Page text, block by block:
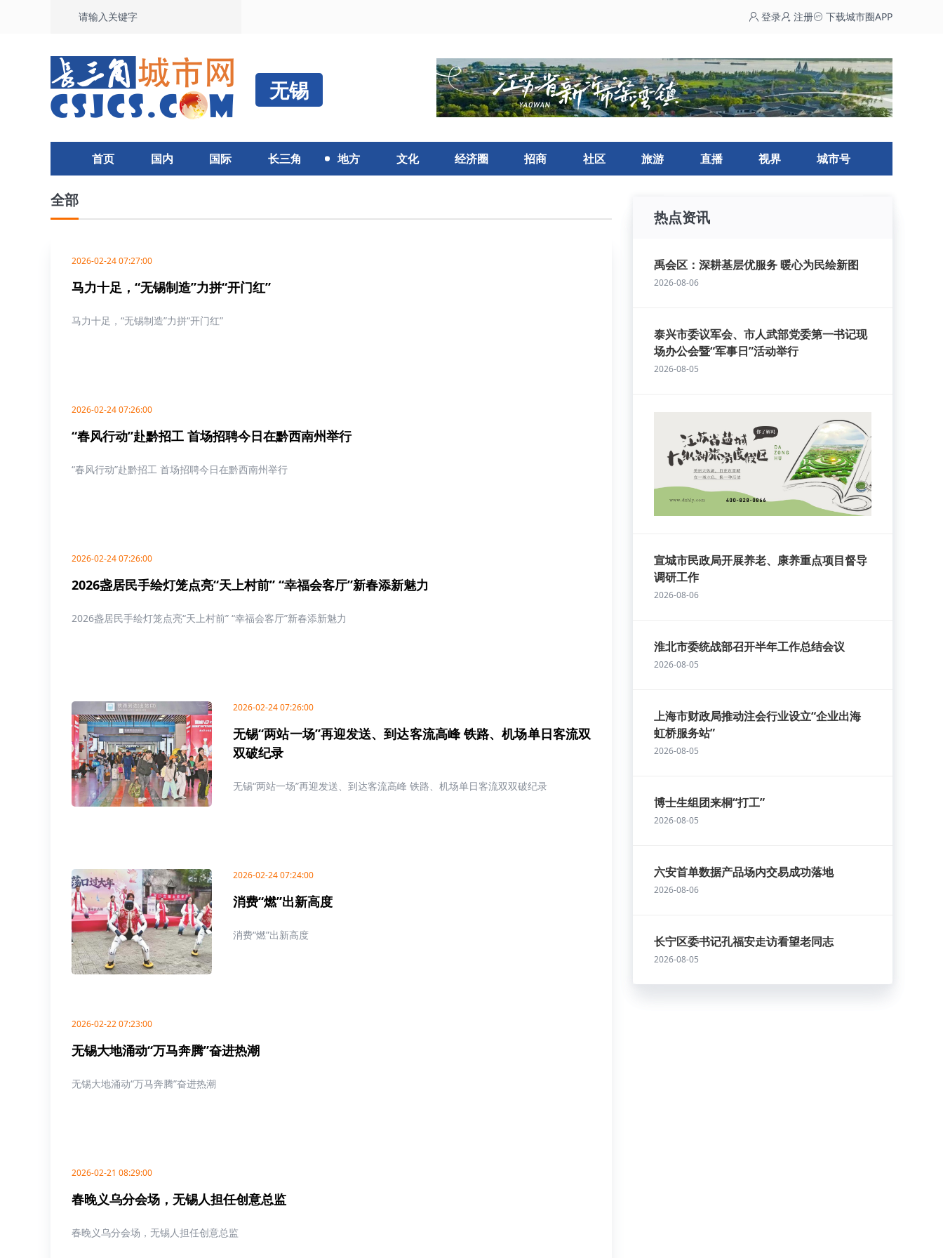
登录 注册 下载城市圈APP
无锡
首页 国内 国际 长三角 地方 文化 经济圈 招商 社区 旅游 直播 视界 城市号
全部
2026-02-24 07:27:00
马力十足，“无锡制造”力拼“开门红”
马力十足，“无锡制造”力拼“开门红”
2026-02-24 07:26:00
“春风行动”赴黔招工 首场招聘今日在黔西南州举行
“春风行动”赴黔招工 首场招聘今日在黔西南州举行
2026-02-24 07:26:00
2026盏居民手绘灯笼点亮“天上村前” “幸福会客厅”新春添新魅力
2026盏居民手绘灯笼点亮“天上村前” “幸福会客厅”新春添新魅力
2026-02-24 07:26:00
无锡“两站一场”再迎发送、到达客流高峰 铁路、机场单日客流双
双破纪录
无锡“两站一场”再迎发送、到达客流高峰 铁路、机场单日客流双双破纪录
2026-02-24 07:24:00
消费“燃”出新高度
消费“燃”出新高度
2026-02-22 07:23:00
无锡大地涌动“万马奔腾”奋进热潮
无锡大地涌动“万马奔腾”奋进热潮
2026-02-21 08:29:00
春晚义乌分会场，无锡人担任创意总监
春晚义乌分会场，无锡人担任创意总监
热点资讯
禹会区：深耕基层优服务 暖心为民绘新图
2026-08-06
泰兴市委议军会、市人武部党委第一书记现
场办公会暨“军事日”活动举行
2026-08-05
宣城市民政局开展养老、康养重点项目督导
调研工作
2026-08-06
淮北市委统战部召开半年工作总结会议
2026-08-05
上海市财政局推动注会行业设立“企业出海
虹桥服务站”
2026-08-05
博士生组团来桐“打工”
2026-08-05
六安首单数据产品场内交易成功落地
2026-08-06
长宁区委书记孔福安走访看望老同志
2026-08-05